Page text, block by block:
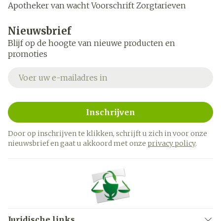
Apotheker van wacht Voorschrift Zorgtarieven
Nieuwsbrief
Blijf op de hoogte van nieuwe producten en
promoties
Inschrijven
Door op inschrijven te klikken, schrijft u zich in voor onze
nieuwsbrief en gaat u akkoord met onze privacy policy.